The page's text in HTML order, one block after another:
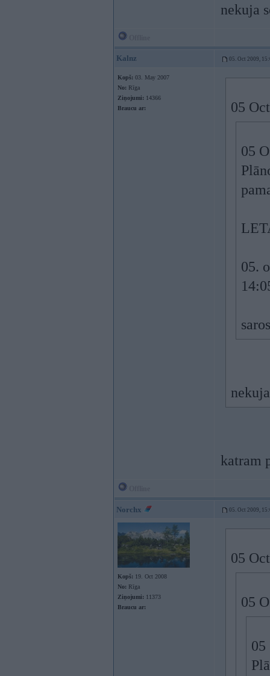
nekuja
Kalnz 05. Oct 2009,
Kopš: 03. May 2007
No: Rīga
Ziņojumi: 14366
Braucu ar:
05
05
05.
katram
Norchx 05. Oct 2009,
Kopš: 19. Oct 2008
No: Rīga
Ziņojumi: 11373
Braucu ar:
05
05
05